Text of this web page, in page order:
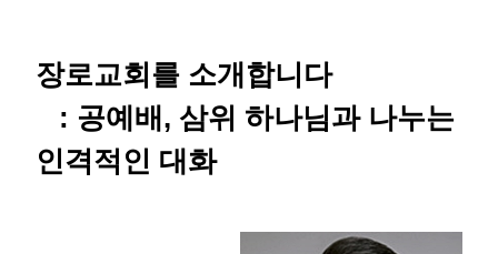
장로교회를 소개합니다
: 공예배, 삼위 하나님과 나누는
인격적인 대화